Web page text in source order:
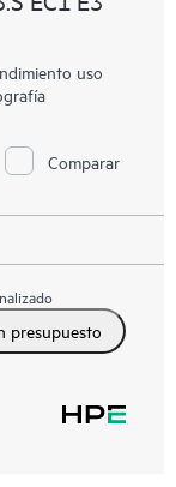
uso
Comparar
presupuesto